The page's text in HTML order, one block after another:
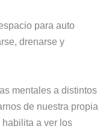
para auto
drenarse y
mentales a distintos
de nuestra propia
habilita a ver los